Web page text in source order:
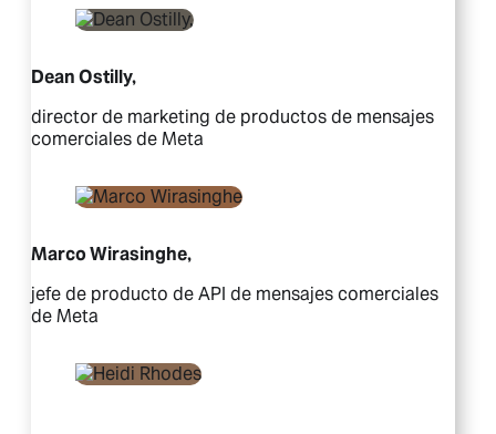
Dean Ostilly,
director de marketing de productos de mensajes
comerciales de Meta
Marco Wirasinghe,
jefe de producto de API de mensajes comerciales
de Meta